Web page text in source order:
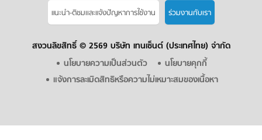
แนะนำ-ติชมเเละแจ้งปัญหาการใช้งาน ร่วมงานกับเรา
สงวนลิขสิทธิ์ © 2569 บริษัท เทนเซ็นต์ (ประเทศไทย) จำกัด
นโยบายความเป็นส่วนตัว
นโยบายคุกกี้
แจ้งการละเมิดสิทธิหรือความไม่เหมาะสมของเนื้อหา